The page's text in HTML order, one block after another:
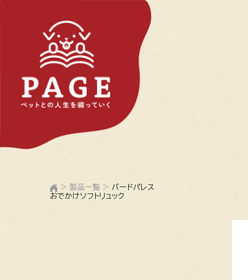
> 製品一覧 > バードパレス
おでかけソフトリュック